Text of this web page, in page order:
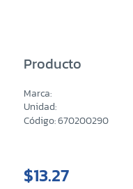
Producto
Marca:
Unidad:
Código: 670200290
$13.27